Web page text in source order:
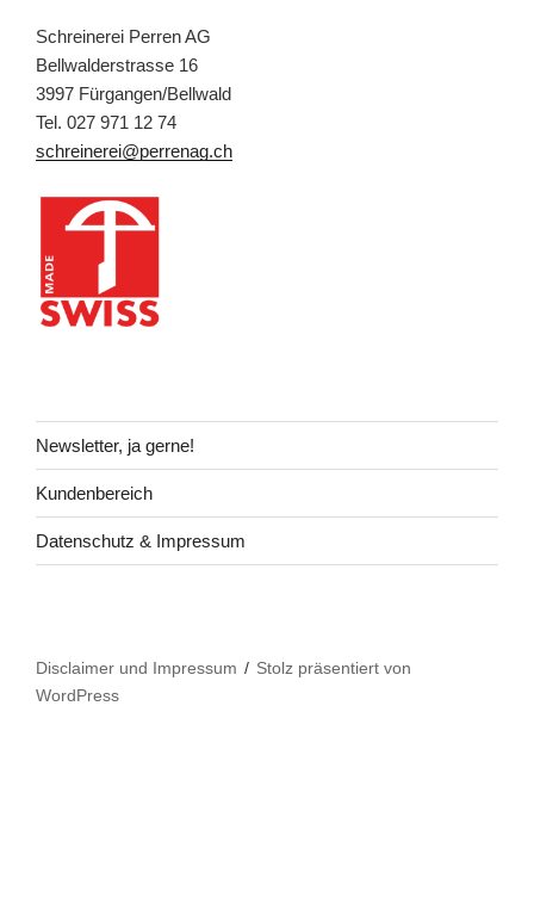
Schreinerei Perren AG
Bellwalderstrasse 16
3997 Fürgangen/Bellwald
Tel. 027 971 12 74
schreinerei@perrenag.ch
Newsletter, ja gerne!
Kundenbereich
Datenschutz & Impressum
Disclaimer und Impressum
Stolz präsentiert von
WordPress